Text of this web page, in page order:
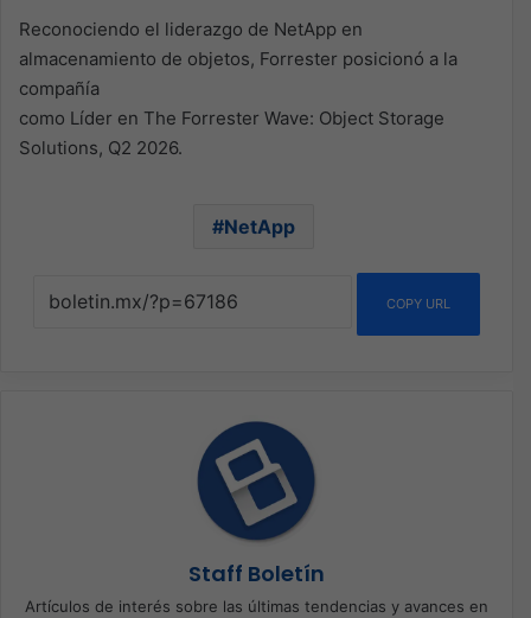
Reconociendo el liderazgo de NetApp en
almacenamiento de objetos, Forrester posicionó a la
compañía
como Líder en The Forrester Wave: Object Storage
Solutions, Q2 2026.
NetApp
COPY URL
Staff Boletín
Artículos de interés sobre las últimas tendencias y avances en